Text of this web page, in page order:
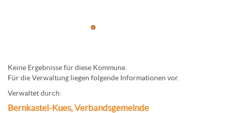
Keine Ergebnisse für diese Kommune.
Für die Verwaltung liegen folgende Informationen vor.
Verwaltet durch:
Bernkastel-Kues, Verbandsgemeinde